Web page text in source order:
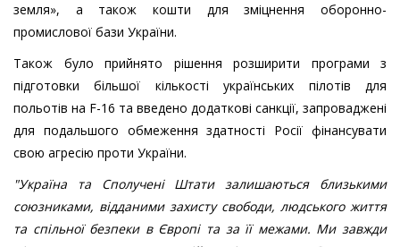
земля», а також кошти для зміцнення оборонно-
промислової бази України.
Також було прийнято рішення розширити програми з
підготовки більшої кількості українських пілотів для
польотів на F-16 та введено додаткові санкції, запроваджені
для подальшого обмеження здатності Росії фінансувати
свою агресію проти України.
"Україна та Сполучені Штати залишаються близькими
союзниками, відданими захисту свободи, людського життя
та спільної безпеки в Європі та за її межами. Ми завжди